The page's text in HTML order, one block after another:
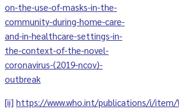
on-the-use-of-masks-in-the-
community-during-home-care-
and-in-healthcare-settings-in-
the-context-of-the-novel-
coronavirus-(2019-ncov)-
outbreak
[ii] https://www.who.int/publications/i/item/